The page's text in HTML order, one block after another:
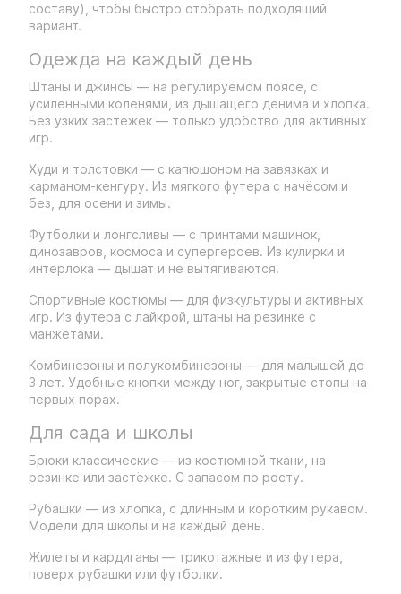
составу), чтобы быстро отобрать подходящий
вариант.
Одежда на каждый день
Штаны и джинсы — на регулируемом поясе, с
усиленными коленями, из дышащего денима и хлопка.
Без узких застёжек — только удобство для активных
игр.
Худи и толстовки — с капюшоном на завязках и
карманом-кенгуру. Из мягкого футера с начёсом и
без, для осени и зимы.
Футболки и лонгсливы — с принтами машинок,
динозавров, космоса и супергероев. Из кулирки и
интерлока — дышат и не вытягиваются.
Спортивные костюмы — для физкультуры и активных
игр. Из футера с лайкрой, штаны на резинке с
манжетами.
Комбинезоны и полукомбинезоны — для малышей до
3 лет. Удобные кнопки между ног, закрытые стопы на
первых порах.
Для сада и школы
Брюки классические — из костюмной ткани, на
резинке или застёжке. С запасом по росту.
Рубашки — из хлопка, с длинным и коротким рукавом.
Модели для школы и на каждый день.
Жилеты и кардиганы — трикотажные и из футера,
поверх рубашки или футболки.